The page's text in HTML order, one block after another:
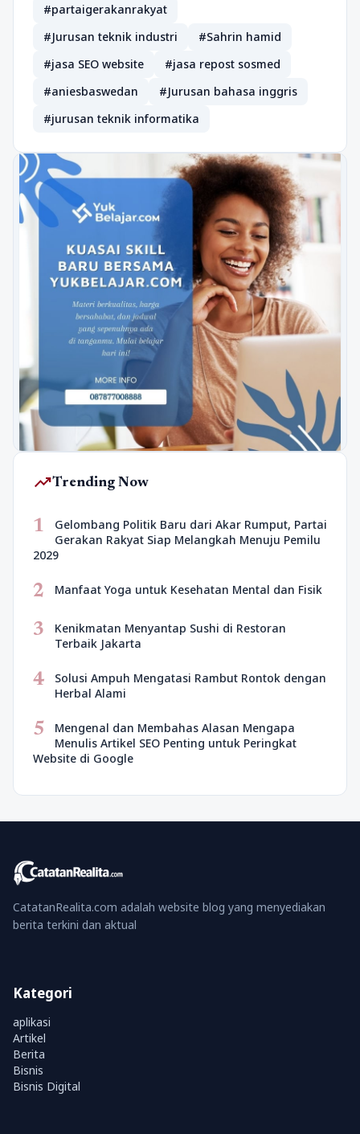
#partaigerakanrakyat
#Jurusan teknik industri
#Sahrin hamid
#jasa SEO website
#jasa repost sosmed
#aniesbaswedan
#Jurusan bahasa inggris
#jurusan teknik informatika
trending_upTrending Now
1
Gelombang Politik Baru dari Akar Rumput, Partai
Gerakan Rakyat Siap Melangkah Menuju Pemilu
2029
2 Manfaat Yoga untuk Kesehatan Mental dan Fisik
3
Kenikmatan Menyantap Sushi di Restoran
Terbaik Jakarta
4
Solusi Ampuh Mengatasi Rambut Rontok dengan
Herbal Alami
5
Mengenal dan Membahas Alasan Mengapa
Menulis Artikel SEO Penting untuk Peringkat
Website di Google
CatatanRealita.com adalah website blog yang menyediakan
berita terkini dan aktual
Kategori
aplikasi
Artikel
Berita
Bisnis
Bisnis Digital